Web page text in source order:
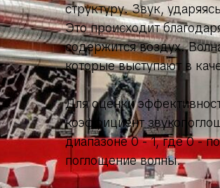
структуру. Звук,
Это происходит
содержится воздух.
которые выступают в
Для оценки
коэффициент
диапазоне 0 - 1, где 0 -
поглощение волны.